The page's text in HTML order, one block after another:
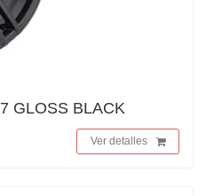
GLOSS BLACK
Ver detalles